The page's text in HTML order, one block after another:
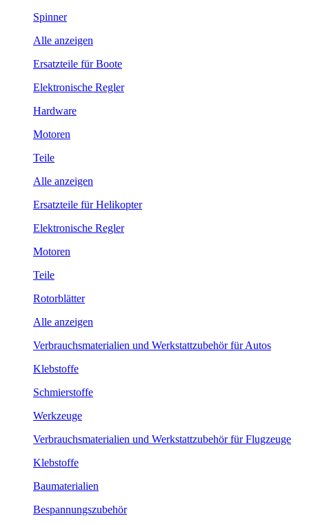
Spinner
Alle anzeigen
Ersatzteile für Boote
Elektronische Regler
Hardware
Motoren
Teile
Alle anzeigen
Ersatzteile für Helikopter
Elektronische Regler
Motoren
Teile
Rotorblätter
Alle anzeigen
Verbrauchsmaterialien und Werkstattzubehör für Autos
Klebstoffe
Schmierstoffe
Werkzeuge
Verbrauchsmaterialien und Werkstattzubehör für Flugzeuge
Klebstoffe
Baumaterialien
Bespannungszubehör